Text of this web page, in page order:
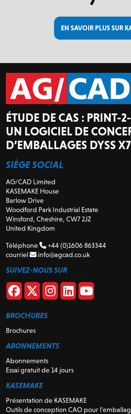
EN SAVOIR PLUS SUR
ÉTUDE DE CAS : PRINT-
UN LOGICIEL DE
D’EMBALLAGES DYSS
SIÈGE SOCIAL
AG/CAD Limited
KASEMAKE House
Barlow Drive
Woodford Park Industrial Estate
Winsford, Cheshire, CW7 2JZ
United Kingdom
Téléphone
+44 (0)1606 863344
courriel
info@agcad.co.uk
SUIVEZ-NOUS SUR
BROCHURES
Brochures
ABONNEMENTS
Abonnements
Essai gratuit de 14 jours
KASEMAKE
Présentation de KASEMAKE
Outils de conception CAO pour